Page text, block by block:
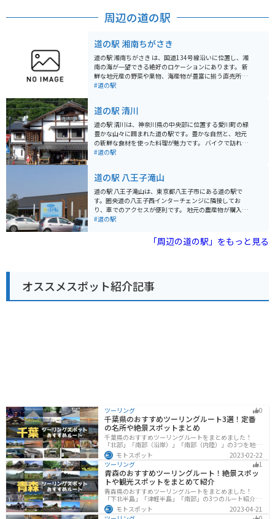
周辺の道の駅
道の駅 湘南ちがさき
道の駅 湘南ちがさき は、国道134号線沿いに位置し、湘
南の海が一望できる絶好のロケーションにあります。 新
鮮な地元産の野菜や果物、海産物が豊富に揃う直売所
は、湘南の豊かな恵みを感じられるスポットです。朝ど
た、レストランでは、しらす丼や地魚を使った料理な
ど、地元の食材を活かしたメニューが楽しめます。海を
眺めながら食事ができるテラス席もあり、潮風を感じな
がらゆったりとした時間を過ごせます。 バイクで訪れる
方には、無料の駐輪場が用意されているので安心です。
には、江の島や鎌倉などの人気観光スポットも点在して
おり、足を延ばしてみるのも良いでしょう。 道の駅 湘南
ちがさき では、定期的にイベントも開催されています。
地元のアーティストによるライブや、季節のイベントな
ど、湘南の文化に触れることができる機会です。イベン
ト情報は、公式ウェブサイトで確認できます。 お土産に
を使ったお菓子などがおすすめです。 少し足を延ばせ
#道の駅
道の駅 清川
道の駅 清川は、神奈川県の中央部に位置する愛川町の緑
豊かな山々に囲まれた道の駅です。豊かな自然と、地元
の新鮮な食材を使った料理が魅力です。 バイクで訪れる
際は、宮ヶ瀬湖やヤビツ峠など、周辺のワインディング
品である、新鮮な野菜や果物、手作りジャムなどが人気
です。また、レストランでは、地元産の食材をふんだん
に使った料理を楽しむことができます。特に、地元産の
猪肉を使った「猪肉丼」は、ここでしか味わえない人気
メニューです。
#道の駅
道の駅 八王子滝山
道の駅 八王子滝山は、東京都八王子市にある道の駅で
す。圏央道の八王子西インターチェンジに隣接してお
り、車でのアクセスが便利です。 地元の農産物が購入で
きる「農産物直売所」や、地元食材を使った料理が楽し
憩に最適なスポットです。 特に、地元八王子産の新鮮な
野菜は人気が高く、旬の野菜を目当てに訪れる人も多く
の休憩場所としてもおすすめです。道の駅のすぐ近くに
は、滝山城跡や、高尾山など、観光スポットも点在して
いるので、観光拠点としても活用できます。 八王子滝山
#道の駅
「周辺の道の駅」をもっと見る
オススメスポット紹介記事
ツーリング 0
千葉県のおすすめツーリングルート3選！定番
の名所や絶景スポットまとめ
千葉県のおすすめツーリングルートをまとめました！
「北部」「南部（沿岸）」「南部（内陸）」の3つを地域
別で紹介します！千葉は首都圏からのアクセスも良く、
海と山どちらも堪能できるのでツーリングには最適な場
所です。
モトスポット
2023-02-22
ツーリング
1
青森のおすすめツーリングルート！絶景スポッ
トや観光スポットをまとめて紹介
青森県のおすすめツーリングルートをまとめました！
「下北半島」「津軽半島」「南部」の3つのルート紹介し
ます。自然に恵まれた風光明媚な景色や歴史文化に触れ
られる観光スポットが多くあります。バイクで青森県に
モトスポット
2023-04-21